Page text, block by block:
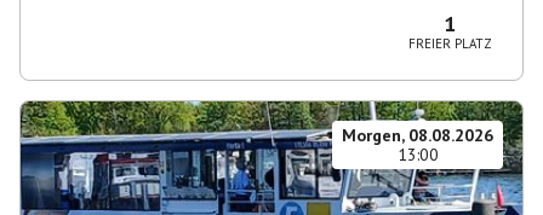
1
FREIER PLATZ
Morgen, 08.08.2026
13:00